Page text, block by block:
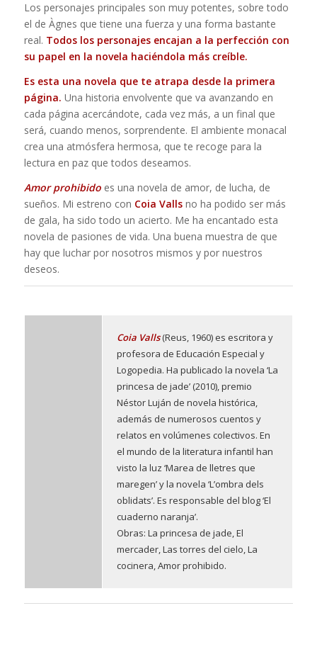
Los personajes principales son muy potentes, sobre todo
el de Àgnes que tiene una fuerza y una forma bastante
real. Todos los personajes encajan a la perfección con
su papel en la novela haciéndola más creíble.
Es esta una novela que te atrapa desde la primera
página. Una historia envolvente que va avanzando en
cada página acercándote, cada vez más, a un final que
será, cuando menos, sorprendente. El ambiente monacal
crea una atmósfera hermosa, que te recoge para la
lectura en paz que todos deseamos.
Amor prohibidoes una novela de amor, de lucha, de
sueños. Mi estreno con Coia Vallsno ha podido ser más
de gala, ha sido todo un acierto. Me ha encantado esta
novela de pasiones de vida. Una buena muestra de que
hay que luchar por nosotros mismos y por nuestros
deseos.
Coia Valls(Reus, 1960) es escritora y
profesora de Educación Especial y
Logopedia. Ha publicado la novela ‘La
princesa de jade’ (2010), premio
Néstor Luján de novela histórica,
además de numerosos cuentos y
relatos en volúmenes colectivos. En
el mundo de la literatura infantil han
visto la luz ‘Marea de lletres que
maregen’ y la novela ‘L’ombra dels
oblidats’. Es responsable del blog ‘El
cuaderno naranja’.
Obras: La princesa de jade, El
mercader, Las torres del cielo, La
cocinera, Amor prohibido.